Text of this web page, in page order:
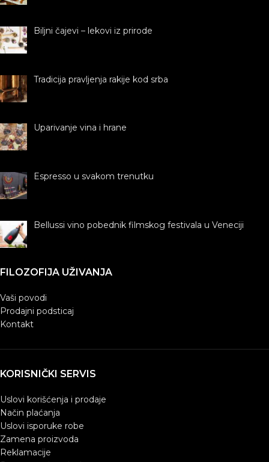
Biljni čajevi – lekovi iz prirode
Tradicija pravljenja rakije kod srba
Uparivanje vina i hrane
Espresso u svakom trenutku
Bellussi vino pobednik filmskog festivala u Veneciji
FILOZOFIJA UŽIVANJA
Vaši povodi
Prodajni podsticaj
Kontakt
KORISNIČKI SERVIS
Uslovi korišćenja i prodaje
Način plaćanja
Uslovi isporuke robe
Zamena proizvoda
Reklamacije